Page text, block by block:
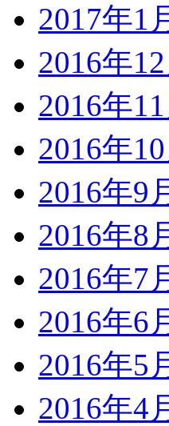
2017年1
2016年12
2016年11
2016年10
2016年9
2016年8
2016年7
2016年6
2016年5
2016年4